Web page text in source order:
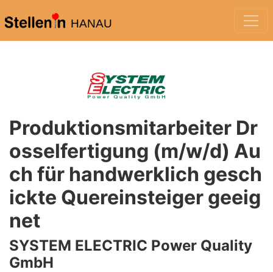
HANAU
Produktionsmitarbeiter Dr
osselfertigung (m/w/d) Au
ch für handwerklich gesch
ickte Quereinsteiger geeig
net
SYSTEM ELECTRIC Power Quality
GmbH